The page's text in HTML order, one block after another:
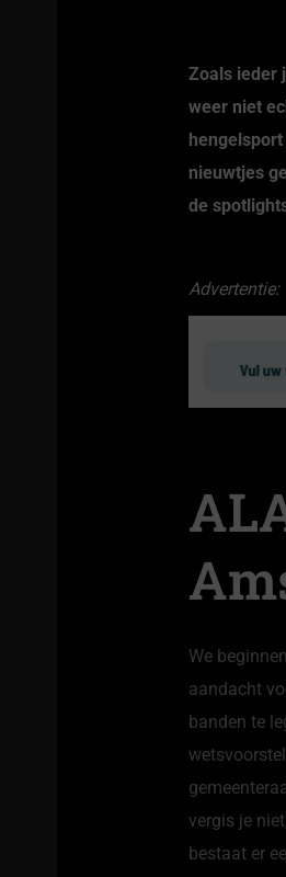
Zoals ieder
weer niet
nieuwtjes
de
Advertentie:
We
aandacht
banden te
vergis je
bestaat er